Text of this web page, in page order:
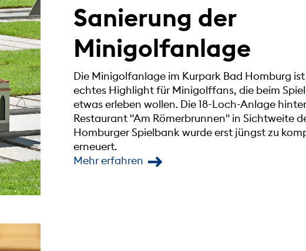
Sanierung der
Minigolfanlage
Die Minigolfanlage im Kurpark Bad Homburg
echtes Highlight für Minigolffans, die beim
etwas erleben wollen. Die 18-Loch-Anlage
Restaurant "Am Römerbrunnen" in Sichtweite
Homburger Spielbank wurde erst jüngst zu
erneuert.
Mehr erfahren